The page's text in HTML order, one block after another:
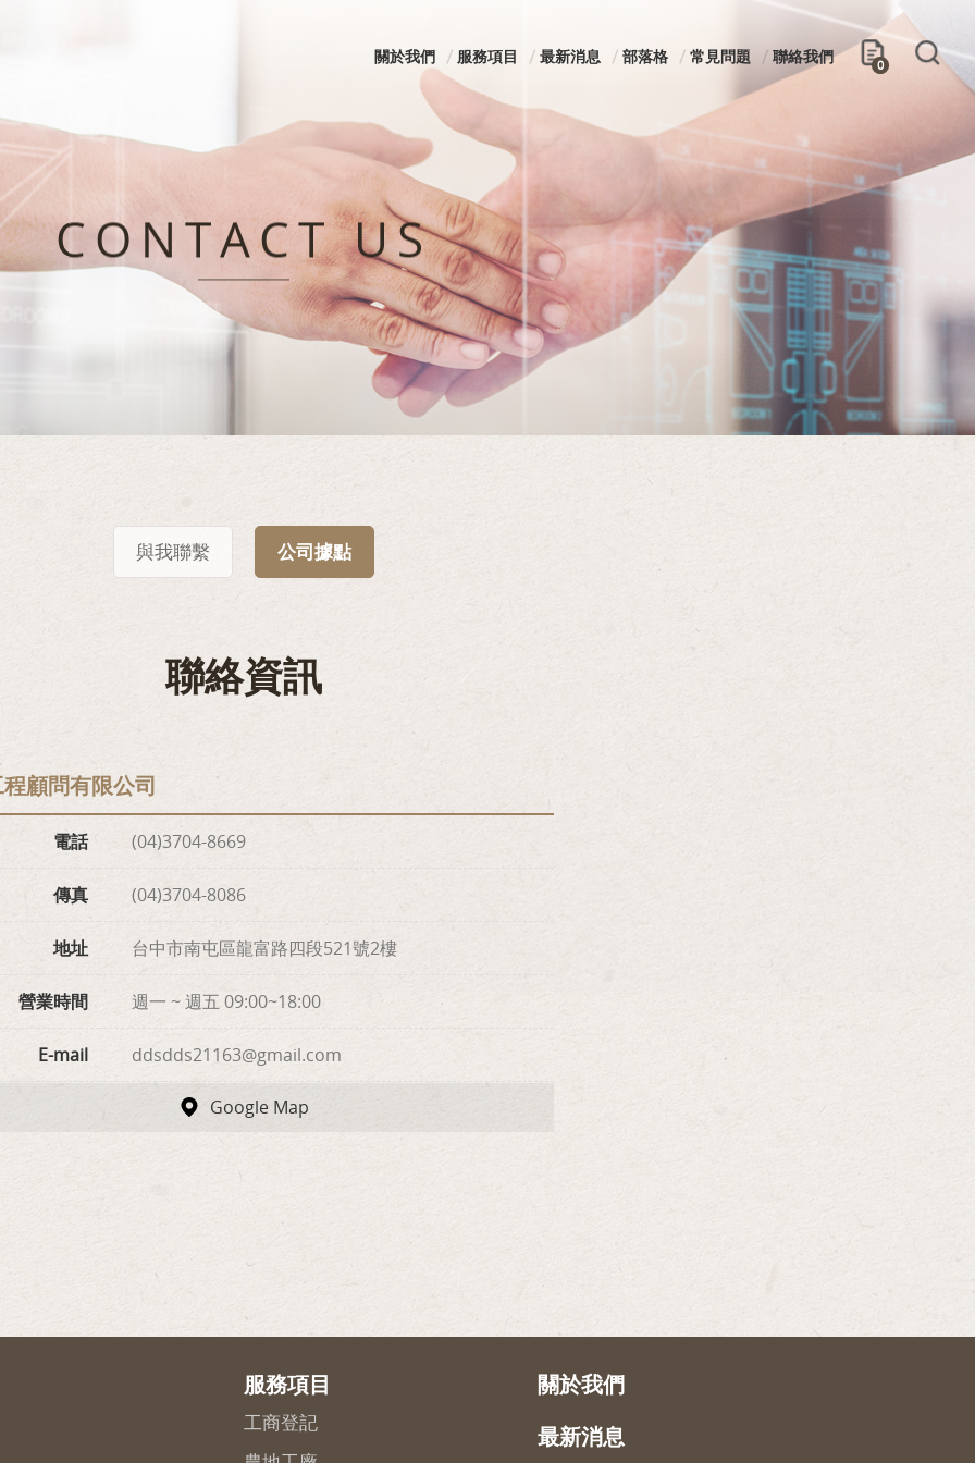
關於我們 服務項目 最新消息 部落格 常見問題 聯絡我們 0
CONTACT US
與我聯繫 公司據點
聯絡資訊
顧問有限公司
電話 (04)3704-8669
傳真 (04)3704-8086
地址 台中市南屯區龍富路四段521號2樓
營業時間 週一 ~ 週五 09:00~18:00
E-mail ddsdds21163@gmail.com
Google Map
服務項目
工商登記
關於我們
最新消息